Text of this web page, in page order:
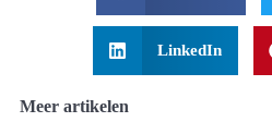
LinkedIn
Meer artikelen